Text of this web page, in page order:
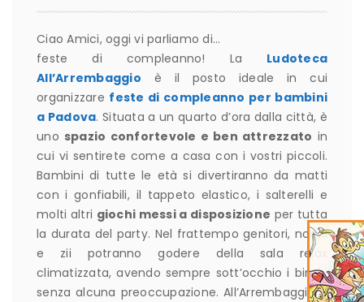
Ciao Amici, oggi vi parliamo di…
feste di compleanno! La Ludoteca
All’Arrembaggio è il posto ideale in cui
organizzare feste di compleanno per bambini
a Padova. Situata a un quarto d’ora dalla città, è
uno spazio confortevole e ben attrezzato in
cui vi sentirete come a casa con i vostri piccoli.
Bambini di tutte le età si divertiranno da matti
con i gonfiabili, il tappeto elastico, i salterelli e
molti altri giochi messi a disposizione per tutta
la durata del party. Nel frattempo genitori, nonni
e zii potranno godere della sala relax
climatizzata, avendo sempre sott’occhio i bimbi
senza alcuna preoccupazione. All’Arrembaggio è